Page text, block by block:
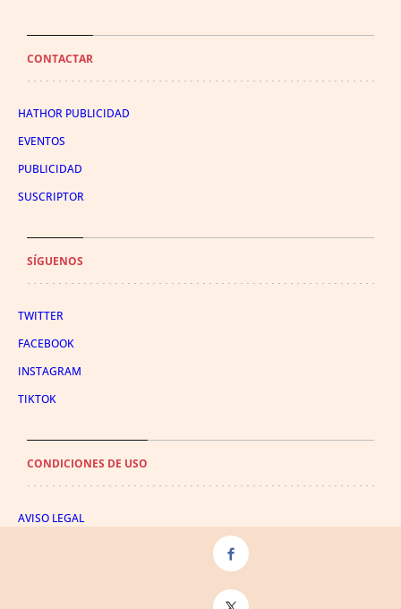
CONTACTAR
HATHOR PUBLICIDAD
EVENTOS
PUBLICIDAD
SUSCRIPTOR
SÍGUENOS
TWITTER
FACEBOOK
INSTAGRAM
TIKTOK
CONDICIONES DE USO
AVISO LEGAL